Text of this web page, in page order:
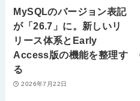
MySQLのバージョン表記
が「26.7」に。新しいリ
リース体系とEarly
Access版の機能を整理す
る
2026年7月22日